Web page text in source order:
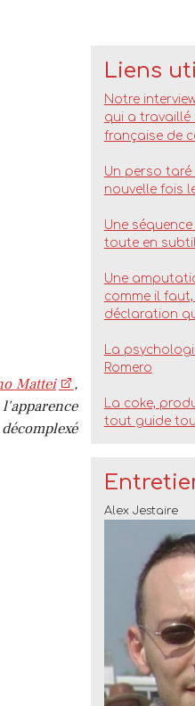
Mattei
,
Liens
Notre
qui a
française de
Un perso taré
nouvelle fois
Une
toute en
Une
comme il faut,
déclaration
La
Romero
La coke,
tout guide
Alex Jestaire